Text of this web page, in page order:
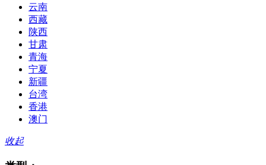
云南
西藏
陕西
甘肃
青海
宁夏
新疆
台湾
香港
澳门
收起